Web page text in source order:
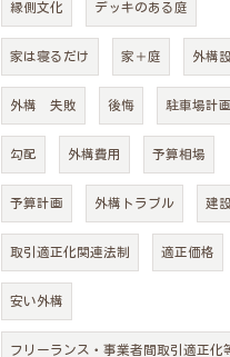
縁側文化 デッキのある庭
家は寝るだけ 家＋庭 外構
外構 失敗 後悔 駐車場計画
勾配 外構費用 予算相場
予算計画 外構トラブル 建
取引適正化関連法制 適正価格
安い外構
フリーランス・事業者間取引適正化